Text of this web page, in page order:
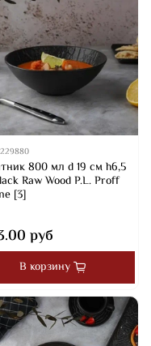
800 мл d 19 см h6,5
Raw Wood P.L. Proff
[3]
руб
В корзину